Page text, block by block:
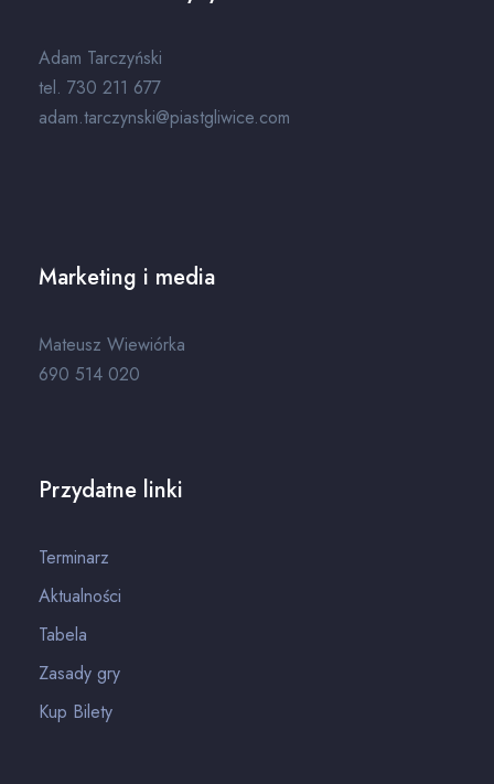
Adam Tarczyński
tel. 730 211 677
adam.tarczynski@piastgliwice.com
Marketing i media
Mateusz Wiewiórka
690 514 020
Przydatne linki
Terminarz
Aktualności
Tabela
Zasady gry
Kup Bilety